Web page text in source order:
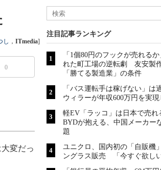
し ， ITmedia]
0
変だっ
注目記事ランキング
「1個80円のフックが売れる
れた町工場の逆転劇 友安製
「勝てる製造業」の条件
「バス運転手は稼げない」
ウィラーが年収600万円を実
軽EV「ラッコ」は日本で売
BYDが抱える、中国メーカー
題
ユニクロ、国内初の「自販機
ングラス販売 「今すぐ欲し